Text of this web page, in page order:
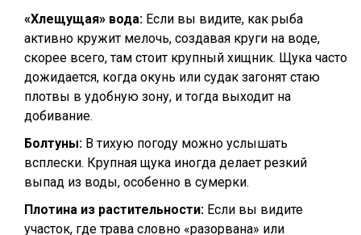
«Хлещущая» вода: Если вы видите, как рыба
активно кружит мелочь, создавая круги на воде,
скорее всего, там стоит крупный хищник. Щука часто
дожидается, когда окунь или судак загонят стаю
плотвы в удобную зону, и тогда выходит на
добивание.
Болтуны: В тихую погоду можно услышать
всплески. Крупная щука иногда делает резкий
выпад из воды, особенно в сумерки.
Плотина из растительности: Если вы видите
участок, где трава словно «разорвана» или